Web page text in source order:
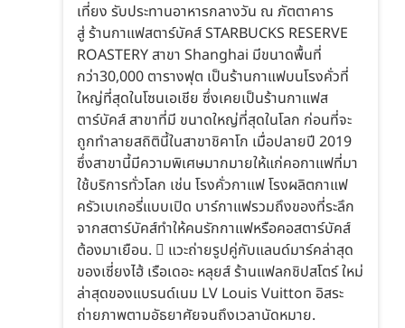
เที่ยง รับประทานอาหารกลางวัน ณ ภัตตาคาร
สู่ ร้านกาแฟสตาร์บัคส์ STARBUCKS RESERVE
ROASTERY สาขา Shanghai มีขนาดพื้นที่
กว่า30,000 ตารางฟุต เป็นร้านกาแฟบนโรงคั่วที่
ใหญ่ที่สุดในโซนเอเชีย ซึ่งเคยเป็นร้านกาแฟส
ตาร์บัคส์ สาขาที่มี ขนาดใหญ่ที่สุดในโลก ก่อนที่จะ
ถูกทำลายสถิตินี้ในสาขาชิคาโก เมื่อปลายปี 2019
ซึ่งสาขานี้มีความพิเศษมากมายให้แก่คอกาแฟที่มา
ใช้บริการทั่วโลก เช่น โรงคั่วกาแฟ โรงผลิตกาแฟ
ครัวเบเกอรี่แบบเปิด บาร์กาแฟรวมถึงของที่ระลึก
จากสตาร์บัคส์ทำให้คนรักกาแฟหรือคอสตาร์บัคส์
ต้องมาเยือน.  แวะถ่ายรูปคู่กับแลนด์มาร์คล่าสุด
ของเซี่ยงไฮ้ เรือเดอะ หลุยส์ ร้านแฟลกชิปสโตร์ ใหม่
ล่าสุดของแบรนด์เนม LV Louis Vuitton อิสระ
ถ่ายภาพตามอัธยาศัยจนถึงเวลานัดหมาย.